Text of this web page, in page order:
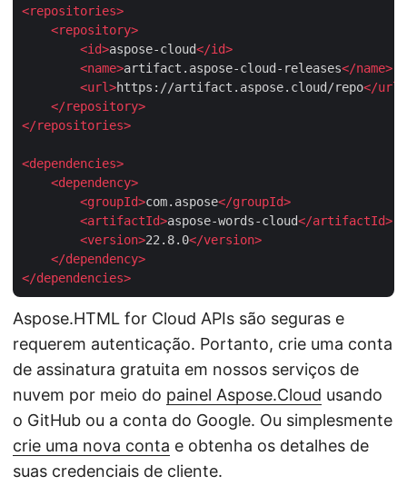
<repositories>
<repository>
<id>aspose-cloud</id>
<name>artifact.aspose-cloud-releases</name>
<url>https://artifact.aspose.cloud/repo</url
</repository>
</repositories>
<dependencies>
<dependency>
<groupId>com.aspose</groupId>
<artifactId>aspose-words-cloud</artifactId>
<version>22.8.0</version>
</dependency>
</dependencies>
Aspose.HTML for Cloud APIs são seguras e
requerem autenticação. Portanto, crie uma conta
de assinatura gratuita em nossos serviços de
nuvem por meio do painel Aspose.Cloud usando
o GitHub ou a conta do Google. Ou simplesmente
crie uma nova conta e obtenha os detalhes de
suas credenciais de cliente.